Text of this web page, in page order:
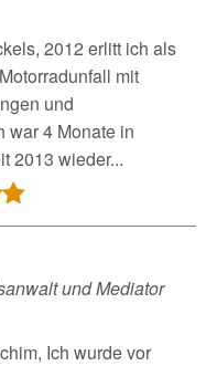
2012 erlitt ich als
mit
und
war 4 Monate in
2013 wieder...
und Mediator
Ich wurde vor